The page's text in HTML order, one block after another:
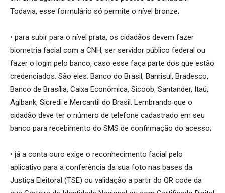
Todavia, esse formulário só permite o nível bronze;
• para subir para o nível prata, os cidadãos devem fazer
biometria facial com a CNH, ser servidor público federal ou
fazer o login pelo banco, caso esse faça parte dos que estão
credenciados. São eles: Banco do Brasil, Banrisul, Bradesco,
Banco de Brasília, Caixa Econômica, Sicoob, Santander, Itaú,
Agibank, Sicredi e Mercantil do Brasil. Lembrando que o
cidadão deve ter o número de telefone cadastrado em seu
banco para recebimento do SMS de confirmação do acesso;
• já a conta ouro exige o reconhecimento facial pelo
aplicativo para a conferência da sua foto nas bases da
Justiça Eleitoral (TSE) ou validação a partir do QR code da